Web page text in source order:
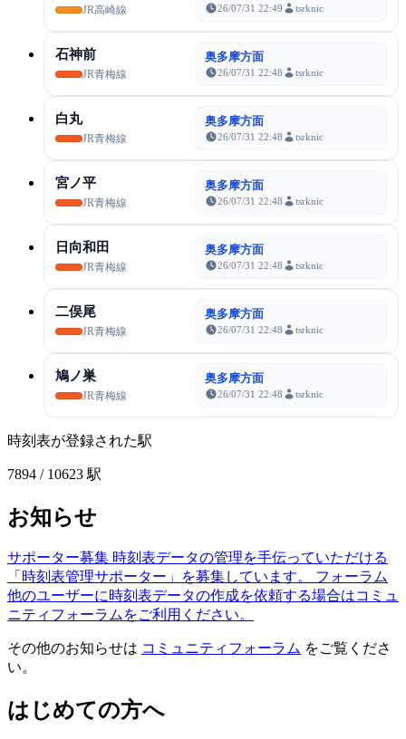
JR高崎線 26/07/31 22:49 tsrknic
石神前
JR青梅線
奥多摩方面
26/07/31 22:48 tsrknic
白丸
JR青梅線
奥多摩方面
26/07/31 22:48 tsrknic
宮ノ平
JR青梅線
奥多摩方面
26/07/31 22:48 tsrknic
日向和田
JR青梅線
奥多摩方面
26/07/31 22:48 tsrknic
二俣尾
JR青梅線
奥多摩方面
26/07/31 22:48 tsrknic
鳩ノ巣
JR青梅線
奥多摩方面
26/07/31 22:48 tsrknic
時刻表が登録された駅
7894 / 10623 駅
お知らせ
サポーター募集 時刻表データの管理を手伝っていただける
「時刻表管理サポーター」を募集しています。
フォーラム
他のユーザーに時刻表データの作成を依頼する場合はコミュ
ニティフォーラムをご利用ください。
その他のお知らせは コミュニティフォーラム をご覧くださ
い。
はじめての方へ